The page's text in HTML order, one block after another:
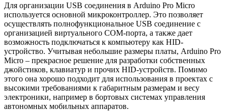
Для организации USB соединения в Arduino Pro Micro
используется основной микроконтроллер. Это позволяет
осуществлять полнофункциональное USB соединение с
организацией виртуального COM-порта, а также дает
возможность подключаться к компьютеру как HID-
устройство. Учитывая небольшие размеры платы, Arduino Pro
Micro – прекрасное решение для разработки собственных
джойстиков, клавиатур и прочих HID-устройств. Помимо
этого она хорошо подходит для использования в проектах с
высокими требованиями к габаритным размерам и весу
электроники, например в бортовых системах управления
автономных мобильных аппаратов.